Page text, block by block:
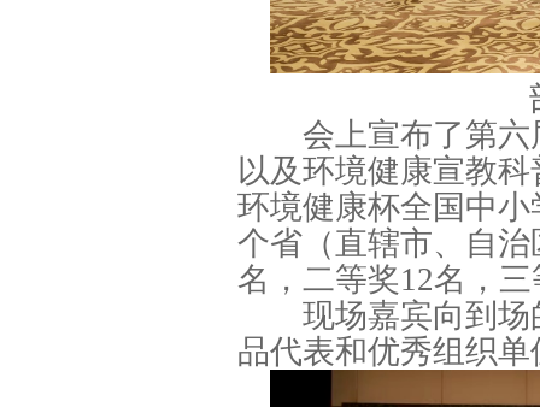
会上宣布了第六
以及环境健康宣教
环境健康杯全国中
个省（直辖市、自
名，二等奖12名，
现场嘉宾向到场
品代表和优秀组织